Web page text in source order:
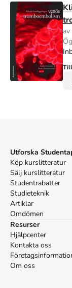
Utforska
Köp kurslitteratur
Sälj kurslitteratur
Studentrabatter
Studieteknik
Artiklar
Omdömen
Resurser
Hjälpcenter
Kontakta oss
Om oss